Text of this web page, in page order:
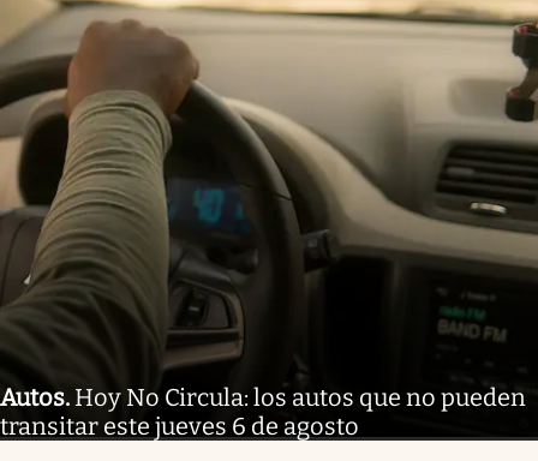
Autos. Hoy No Circula: los autos que no pueden
transitar este jueves 6 de agosto